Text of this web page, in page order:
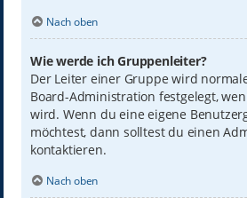
Nach oben
Wie werde ich Gruppenleiter?
Der Leiter einer Gruppe wird
Board-Administration festgelegt,
wird. Wenn du eine eigene
möchtest, dann solltest du einen
kontaktieren.
Nach oben